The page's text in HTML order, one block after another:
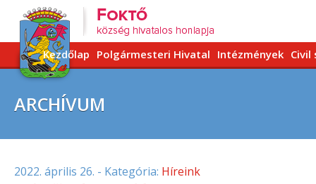
Kezdőlap Polgármesteri Hivatal Intézmények Civil
ARCHÍVUM
2022. április 26. - Kategória: Híreink